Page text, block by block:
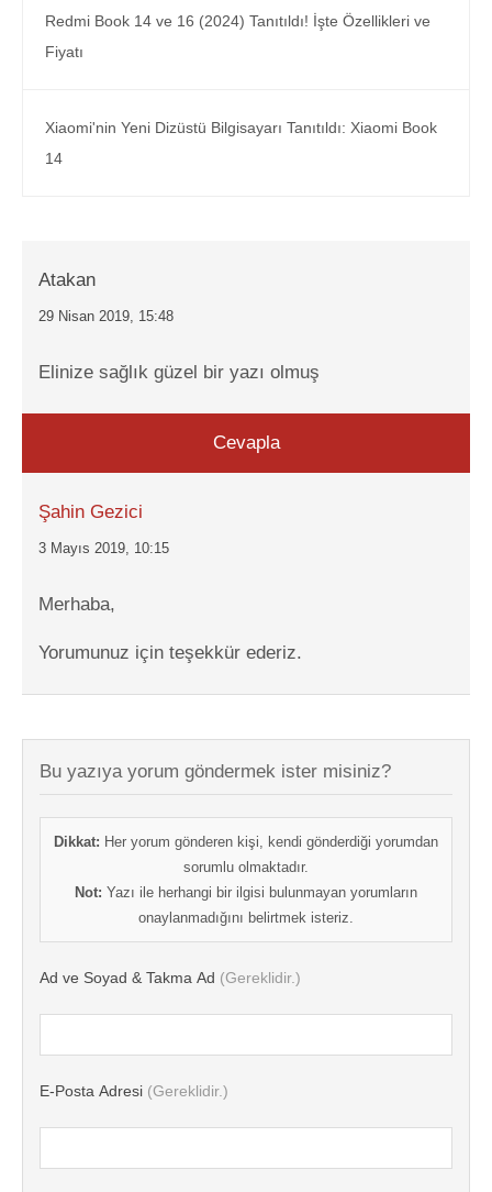
Redmi Book 14 ve 16 (2024) Tanıtıldı! İşte Özellikleri ve
Fiyatı
Xiaomi'nin Yeni Dizüstü Bilgisayarı Tanıtıldı: Xiaomi Book
14
Atakan
29 Nisan 2019, 15:48
Elinize sağlık güzel bir yazı olmuş
Cevapla
Şahin Gezici
3 Mayıs 2019, 10:15
Merhaba,
Yorumunuz için teşekkür ederiz.
Bu yazıya yorum göndermek ister misiniz?
Dikkat: Her yorum gönderen kişi, kendi gönderdiği yorumdan
sorumlu olmaktadır.
Not: Yazı ile herhangi bir ilgisi bulunmayan yorumların
onaylanmadığını belirtmek isteriz.
Ad ve Soyad & Takma Ad (Gereklidir.)
E-Posta Adresi (Gereklidir.)